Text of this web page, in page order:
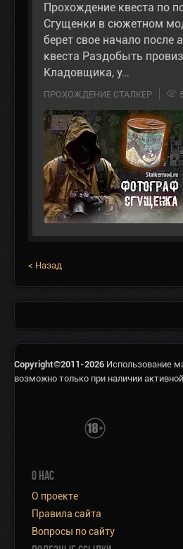
Прохождение квеста по
Сгущенки в сюжетном
берет свое начало после
квеста Раздобыть
Кладовщика, у…
ПРОХОЖДЕНИЕ СТАЛКЕР
< Назад
Copyright©2011-2026 Использование
возможно только при наличии
О НАС
О проекте
Правила сайта
Вопросы по сайту